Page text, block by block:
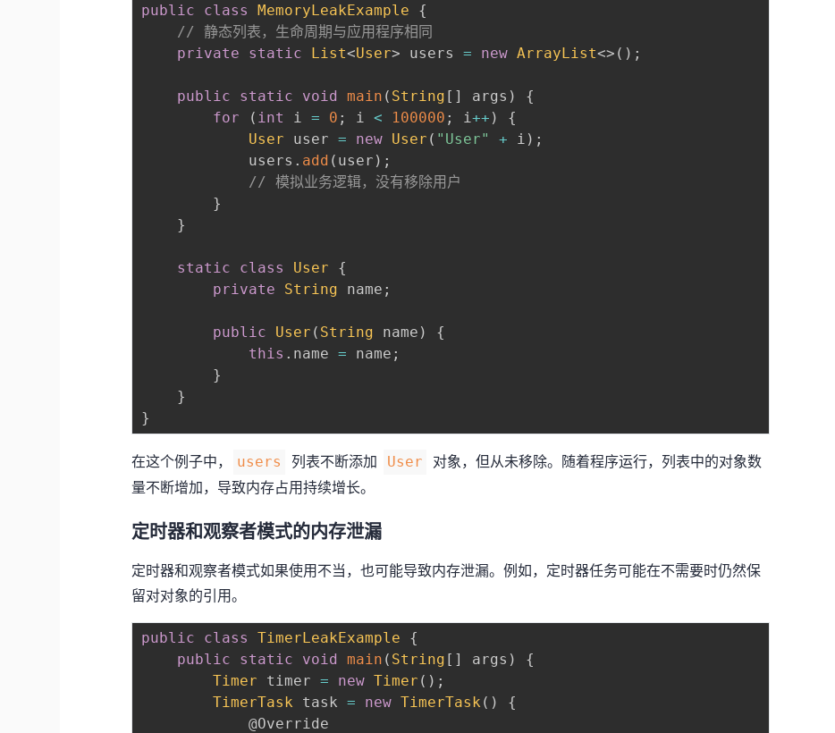
public class MemoryLeakExample
{
// 静态列表，生命周期与应用程序相同
private
static List<User> users = new ArrayList<> ( ) ;
public static void main ( String [ ] args )
{
for
( int i = 0 ; i < 100000 ; i++ )
{
User user = new User ( "User" + i ) ;
            users
. add ( user ) ;
// 模拟业务逻辑，没有移除用户
}
}
static class User
{
private
String name ;
public User ( String name )
{
this . name = name ;
}
}
}
在这个例子中， users 列表不断添加 User
对象，但从未移除。随着程序运行，列表中的对象数
量不断增加，导致内存占用持续增长。
定时器和观察者模式的内存泄漏
定时器和观察者模式如果使用不当，也可能导致内存泄漏。例如，定时器任务可能在不需要时仍然保
留对对象的引用。
public class TimerLeakExample
{
public
static void main ( String [ ] args )
{
Timer timer = new Timer ( ) ;
TimerTask task = new TimerTask ( )
{
@Override